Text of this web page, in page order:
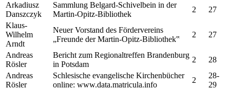
Arkadiusz
Danszczyk
Sammlung Belgard-Schivelbein in der
Martin-Opitz-Bibliothek
2
27
Klaus-
Wilhelm
Arndt
Neuer Vorstand des Fördervereins
„Freunde der Martin-Opitz-Bibliothek‟
2 27
Andreas
Rösler
Bericht zum Regionaltreffen Brandenburg
in Potsdam
2
28
Andreas
Rösler
Schlesische evangelische Kirchenbücher
online: www.data.matricula.info
2
28-
29